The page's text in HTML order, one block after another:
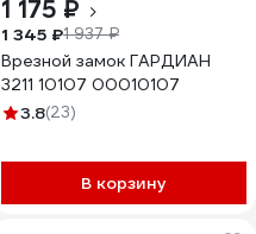
1 175 ₽
1 345 ₽1 937 ₽
Врезной замок ГАРДИАН
3211 10107 00010107
3.8(23)
В корзину